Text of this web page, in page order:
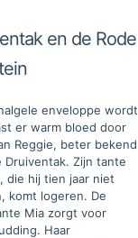
en de Rode
enveloppe wordt
er warm bloed door
Reggie, beter bekend
Druiventak. Zijn tante
die hij tien jaar niet
komt logeren. De
Mia zorgt voor
Haar